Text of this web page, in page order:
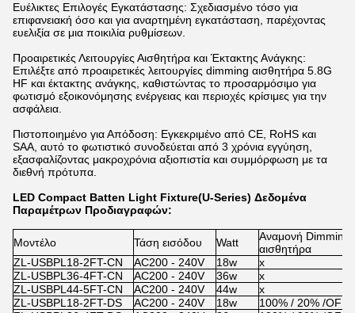
Ευέλικτες Επιλογές Εγκατάστασης: Σχεδιασμένο τόσο για
επιφανειακή όσο και για αναρτημένη εγκατάσταση, παρέχοντας
ευελιξία σε μια ποικιλία ρυθμίσεων.
Προαιρετικές Λειτουργίες Αισθητήρα και Έκτακτης Ανάγκης:
Επιλέξτε από προαιρετικές λειτουργίες dimming αισθητήρα 5.8G
HF και έκτακτης ανάγκης, καθιστώντας το προσαρμόσιμο για
φωτισμό εξοικονόμησης ενέργειας και περιοχές κρίσιμες για την
ασφάλεια.
Πιστοποιημένο για Απόδοση: Εγκεκριμένο από CE, RoHS και
SAA, αυτό το φωτιστικό συνοδεύεται από 3 χρόνια εγγύηση,
εξασφαλίζοντας μακροχρόνια αξιοπιστία και συμμόρφωση με τα
διεθνή πρότυπα.
LED Compact Batten Light Fixture(U-Series) Δεδομένα
Παραμέτρων Προδιαγραφών:
Μοντέλο Τάση εισόδου Watt
Αναμονή Dimming
αισθητήρα
ZL-USBPL18-2FT-CN
AC200 - 240V 18w
x
ZL-USBPL36-4FT-CN
AC200 - 240V 36w
x
ZL-USBPL44-5FT-CN
AC200 - 240V 44w
x
ZL-USBPL18-2FT-DS
AC200 - 240V 18w
100% / 20% /OFF